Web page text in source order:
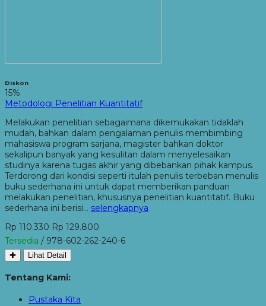
Diskon
15%
Metodologi Penelitian Kuantitatif
Melakukan penelitian sebagaimana dikemukakan tidaklah
mudah, bahkan dalam pengalaman penulis membimbing
mahasiswa program sarjana, magister bahkan doktor
sekalipun banyak yang kesulitan dalam menyelesaikan
studinya karena tugas akhir yang dibebankan pihak kampus.
Terdorong dari kondisi seperti itulah penulis terbeban menulis
buku sederhana ini untuk dapat memberikan panduan
melakukan penelitian, khususnya penelitian kuantitatif. Buku
sederhana ini berisi… selengkapnya
Rp 110.330 Rp 129.800
Tersedia / 978-602-262-240-6
✚ Lihat Detail
Tentang Kami:
Pustaka Kita